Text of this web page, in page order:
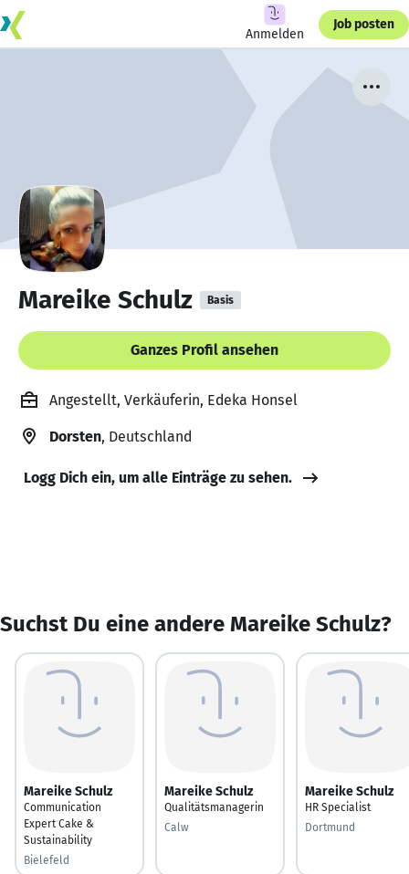
Anmelden
Job posten
Mareike Schulz Basis
Ganzes Profil ansehen
Angestellt, Verkäuferin, Edeka Honsel
Dorsten, Deutschland
Logg Dich ein, um alle Einträge zu sehen.
Suchst Du eine andere Mareike Schulz?
Mareike Schulz
Communication
Expert Cake &
Sustainability
Bielefeld
Mareike Schulz
Qualitätsmanagerin
Calw
Mareike Schulz
HR Specialist
Dortmund